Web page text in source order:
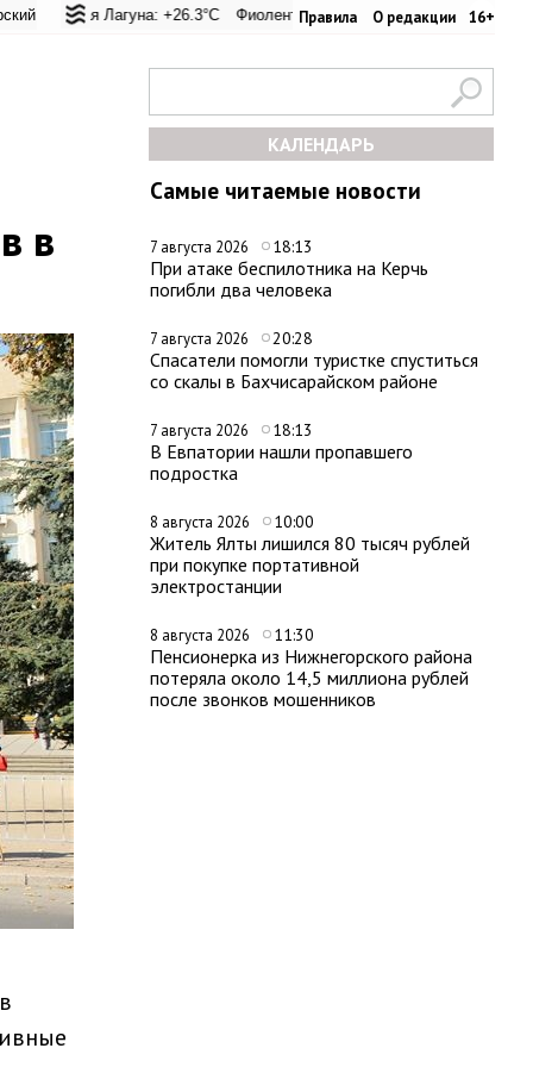
Правила О редакции 16+
Лагуна: +26.3°C Фиолент: +26.6°C Казачья бухта: +26.6°C
+24.9°C Евпатория: +33.8°C Керчь: +31°C Никитский сад: +27°C
КАЛЕНДАРЬ
Самые читаемые новости
7 августа 2026 18:13
При атаке беспилотника на Керчь
погибли два человека
7 августа 2026 20:28
Спасатели помогли туристке спуститься
со скалы в Бахчисарайском районе
7 августа 2026 18:13
В Евпатории нашли пропавшего
подростка
8 августа 2026 10:00
Житель Ялты лишился 80 тысяч рублей
при покупке портативной
электростанции
8 августа 2026 11:30
Пенсионерка из Нижнегорского района
потеряла около 14,5 миллиона рублей
после звонков мошенников
в